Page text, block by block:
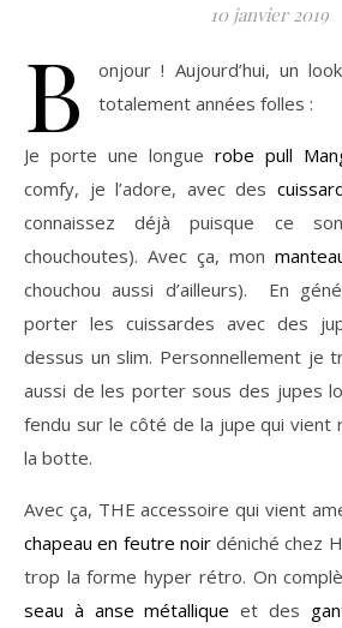
10 janvier 2019
B
onjour ! Aujourd’hui, un
totalement années folles :
Je porte une longue robe pull
comfy, je l’adore, avec des
connaissez déjà puisque ce
chouchoutes). Avec ça, mon
chouchou aussi d’ailleurs). En
porter les cuissardes avec des
dessus un slim. Personnellement je
aussi de les porter sous des jupes
fendu sur le côté de la jupe qui vient
la botte.
Avec ça, THE accessoire qui vient
chapeau en feutre noirdéniché chez
trop la forme hyper rétro. On
seau à anse métallique et des